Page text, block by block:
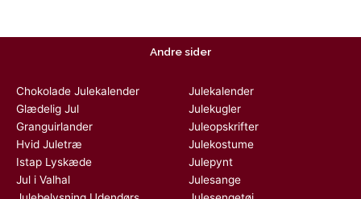
Andre sider
Chokolade Julekalender
Glædelig Jul
Granguirlander
Hvid Juletræ
Istap Lyskæde
Jul i Valhal
Julekalender
Julekugler
Juleopskrifter
Julekostume
Julepynt
Julesange